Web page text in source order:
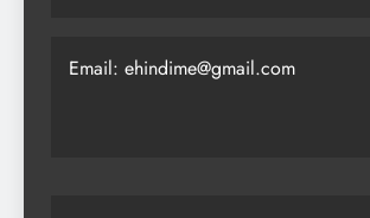
Email: ehindime@gmail.com